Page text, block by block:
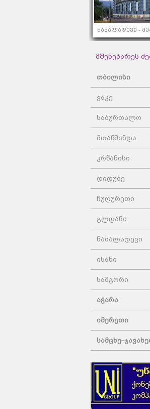
ნაძალადევი -
მშენებარეს
თბილისი
ვაკე
საბურთალო
მთაწმინდა
კრწანისი
დიდუბე
ჩუღურეთი
გლდანი
ნაძალადევი
ისანი
სამგორი
აჭარა
იმერეთი